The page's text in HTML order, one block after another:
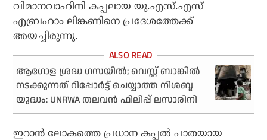
വിമാനവാഹിനി കപ്പലായ യു.എസ്.എസ്
എബ്രഹാം ലിങ്കണിനെ പ്രദേശത്തേക്ക്
അയച്ചിരുന്നു.
ആഗോള ശ്രദ്ധ ഗസയില്‍; വെസ്റ്റ് ബാങ്കില്‍
നടക്കുന്നത് റിപ്പോര്‍ട്ട് ചെയ്യാത്ത നിശബ്ദ
യുദ്ധം: UNRWA തലവന്‍ ഫിലിപ്പ് ലസാരിനി
ഇറാൻ ലോകത്തെ പ്രധാന കപ്പൽ പാതയായ